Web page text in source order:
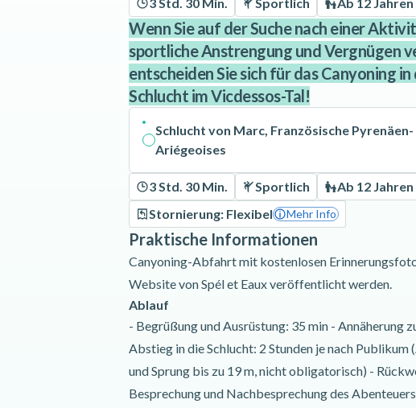
Wenn Sie auf der Suche nach einer
sportliche Anstrengung und Vergnügen
entscheiden Sie sich für das Canyoning
Schlucht im Vicdessos-Tal!
Schlucht von Marc, Französische Pyrenäen-
Ariégeoises
3 Std. 30 Min. Sportlich
Ab 12 Jahren
Stornierung: Flexibel
Mehr Info
Praktische Informationen
Canyoning-Abfahrt mit kostenlosen
Website von Spél et Eaux veröffentlicht werden.
Ablauf
- Begrüßung und Ausrüstung: 35 min - Annäherung
Abstieg in die Schlucht: 2 Stunden je nach Publikum
und Sprung bis zu 19 m, nicht obligatorisch) -
Besprechung und Nachbesprechung des